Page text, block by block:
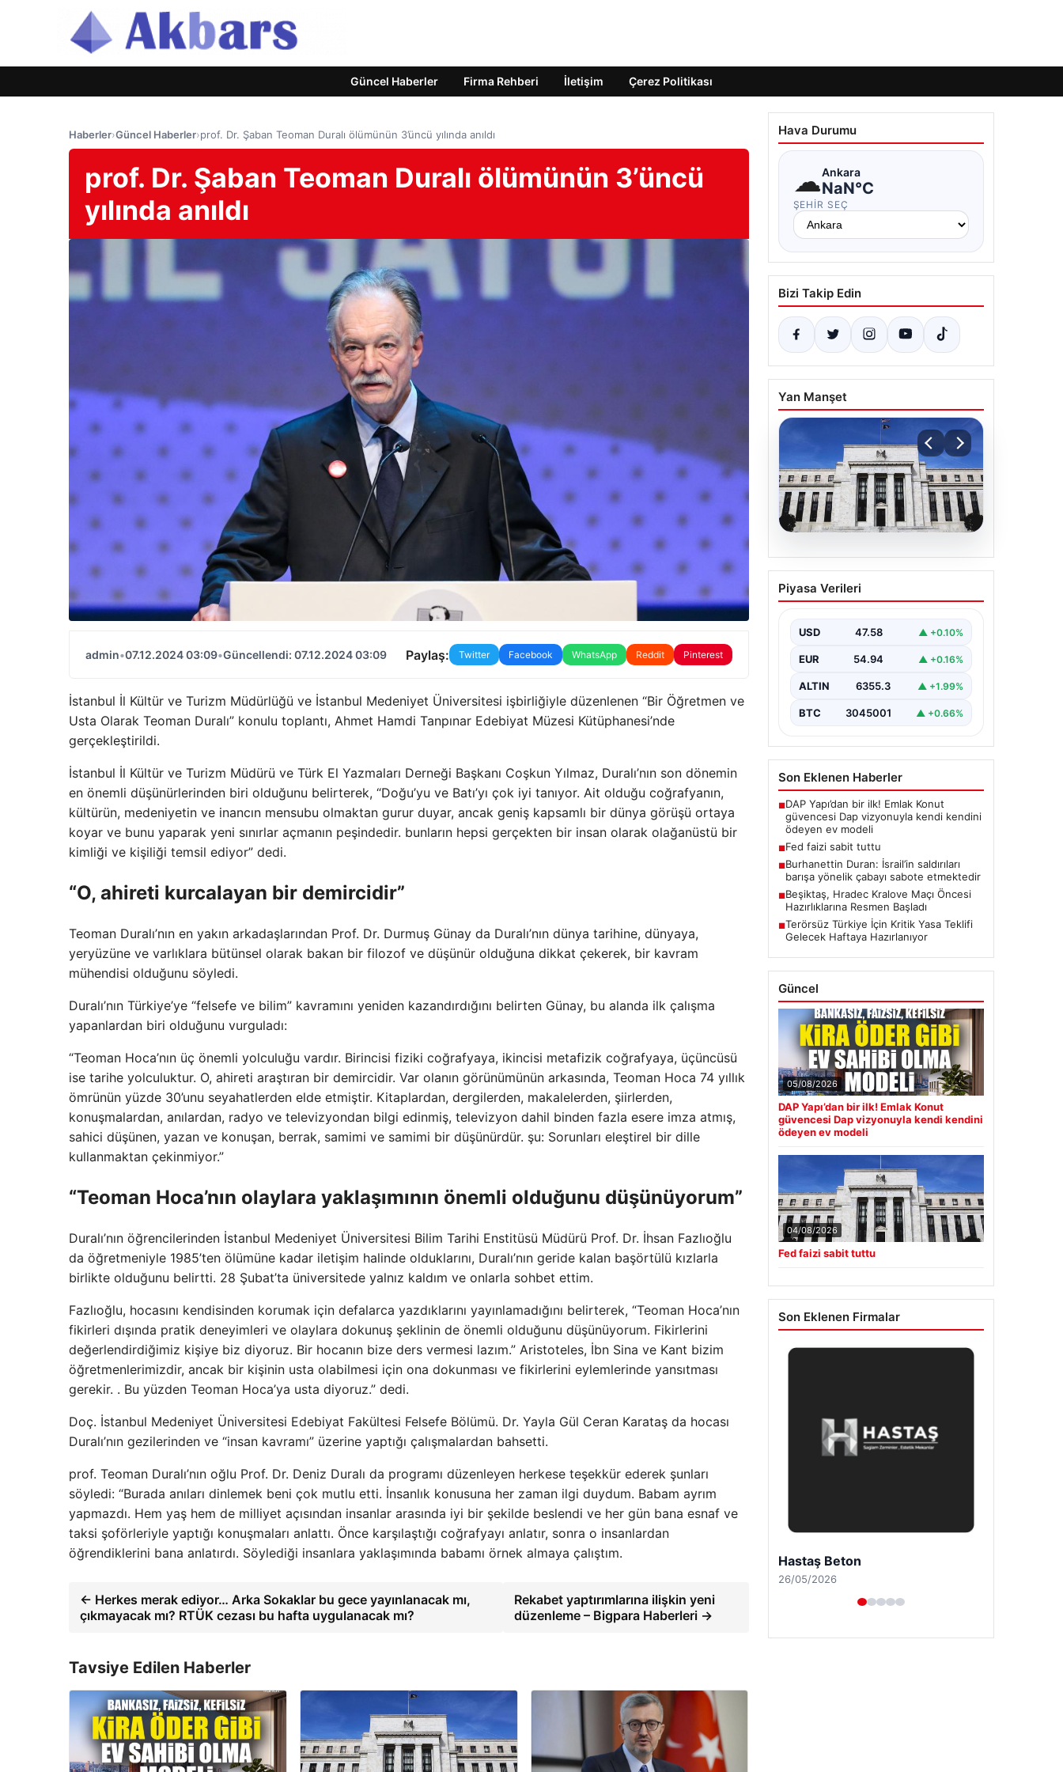
Güncel Haberler Firma Rehberi İletişim Çerez Politikası
Haberler›Güncel Haberler›prof. Dr. Şaban Teoman Duralı ölümünün 3’üncü yılında anıldı
prof. Dr. Şaban Teoman Duralı ölümünün 3’üncü
yılında anıldı
admin•07.12.2024 03:09•Güncellendi: 07.12.2024 03:09 Paylaş: Twitter Facebook WhatsApp Reddit Pinterest
İstanbul İl Kültür ve Turizm Müdürlüğü ve İstanbul Medeniyet Üniversitesi işbirliğiyle düzenlenen “Bir Öğretmen ve
Usta Olarak Teoman Duralı” konulu toplantı, Ahmet Hamdi Tanpınar Edebiyat Müzesi Kütüphanesi’nde
gerçekleştirildi.
İstanbul İl Kültür ve Turizm Müdürü ve Türk El Yazmaları Derneği Başkanı Coşkun Yılmaz, Duralı’nın son dönemin
en önemli düşünürlerinden biri olduğunu belirterek, “Doğu’yu ve Batı’yı çok iyi tanıyor. Ait olduğu coğrafyanın,
kültürün, medeniyetin ve inancın mensubu olmaktan gurur duyar, ancak geniş kapsamlı bir dünya görüşü ortaya
koyar ve bunu yaparak yeni sınırlar açmanın peşindedir. bunların hepsi gerçekten bir insan olarak olağanüstü bir
kimliği ve kişiliği temsil ediyor” dedi.
“O, ahireti kurcalayan bir demircidir”
Teoman Duralı’nın en yakın arkadaşlarından Prof. Dr. Durmuş Günay da Duralı’nın dünya tarihine, dünyaya,
yeryüzüne ve varlıklara bütünsel olarak bakan bir filozof ve düşünür olduğuna dikkat çekerek, bir kavram
mühendisi olduğunu söyledi.
Duralı’nın Türkiye’ye “felsefe ve bilim” kavramını yeniden kazandırdığını belirten Günay, bu alanda ilk çalışma
yapanlardan biri olduğunu vurguladı:
“Teoman Hoca’nın üç önemli yolculuğu vardır. Birincisi fiziki coğrafyaya, ikincisi metafizik coğrafyaya, üçüncüsü
ise tarihe yolculuktur. O, ahireti araştıran bir demircidir. Var olanın görünümünün arkasında, Teoman Hoca 74 yıllık
ömrünün yüzde 30’unu seyahatlerden elde etmiştir. Kitaplardan, dergilerden, makalelerden, şiirlerden,
konuşmalardan, anılardan, radyo ve televizyondan bilgi edinmiş, televizyon dahil binden fazla esere imza atmış,
sahici düşünen, yazan ve konuşan, berrak, samimi ve samimi bir düşünürdür. şu: Sorunları eleştirel bir dille
kullanmaktan çekinmiyor.”
“Teoman Hoca’nın olaylara yaklaşımının önemli olduğunu düşünüyorum”
Duralı’nın öğrencilerinden İstanbul Medeniyet Üniversitesi Bilim Tarihi Enstitüsü Müdürü Prof. Dr. İhsan Fazlıoğlu
da öğretmeniyle 1985’ten ölümüne kadar iletişim halinde olduklarını, Duralı’nın geride kalan başörtülü kızlarla
birlikte olduğunu belirtti. 28 Şubat’ta üniversitede yalnız kaldım ve onlarla sohbet ettim.
Fazlıoğlu, hocasını kendisinden korumak için defalarca yazdıklarını yayınlamadığını belirterek, “Teoman Hoca’nın
fikirleri dışında pratik deneyimleri ve olaylara dokunuş şeklinin de önemli olduğunu düşünüyorum. Fikirlerini
değerlendirdiğimiz kişiye biz diyoruz. Bir hocanın bize ders vermesi lazım.” Aristoteles, İbn Sina ve Kant bizim
öğretmenlerimizdir, ancak bir kişinin usta olabilmesi için ona dokunması ve fikirlerini eylemlerinde yansıtması
gerekir. . Bu yüzden Teoman Hoca’ya usta diyoruz.” dedi.
Doç. İstanbul Medeniyet Üniversitesi Edebiyat Fakültesi Felsefe Bölümü. Dr. Yayla Gül Ceran Karataş da hocası
Duralı’nın gezilerinden ve “insan kavramı” üzerine yaptığı çalışmalardan bahsetti.
prof. Teoman Duralı’nın oğlu Prof. Dr. Deniz Duralı da programı düzenleyen herkese teşekkür ederek şunları
söyledi: “Burada anıları dinlemek beni çok mutlu etti. İnsanlık konusuna her zaman ilgi duydum. Babam ayrım
yapmazdı. Hem yaş hem de milliyet açısından insanlar arasında iyi bir şekilde beslendi ve her gün bana esnaf ve
taksi şoförleriyle yaptığı konuşmaları anlattı. Önce karşılaştığı coğrafyayı anlatır, sonra o insanlardan
öğrendiklerini bana anlatırdı. Söylediği insanlara yaklaşımında babamı örnek almaya çalıştım.
← Herkes merak ediyor… Arka Sokaklar bu gece yayınlanacak mı,
çıkmayacak mı? RTÜK cezası bu hafta uygulanacak mı?
Rekabet yaptırımlarına ilişkin yeni
düzenleme – Bigpara Haberleri →
Tavsiye Edilen Haberler
Hava Durumu
☁Ankara
NaN°C
ŞEHIR SEÇ
Bizi Takip Edin
Yan Manşet
04.08.2026
Fed faizi sabit tuttu
Piyasa Verileri
USD 47.58 ▲ +0.10%
EUR 54.94 ▲ +0.16%
ALTIN 6355.3 ▲ +1.99%
BTC 3045001 ▲ +0.66%
Son Eklenen Haberler
■DAP Yapı’dan bir ilk! Emlak Konut
güvencesi Dap vizyonuyla kendi kendini
ödeyen ev modeli
■Fed faizi sabit tuttu
■Burhanettin Duran: İsrail’in saldırıları
barışa yönelik çabayı sabote etmektedir
■Beşiktaş, Hradec Kralove Maçı Öncesi
Hazırlıklarına Resmen Başladı
■Terörsüz Türkiye İçin Kritik Yasa Teklifi
Gelecek Haftaya Hazırlanıyor
Güncel
05/08/2026
DAP Yapı’dan bir ilk! Emlak Konut
güvencesi Dap vizyonuyla kendi kendini
ödeyen ev modeli
04/08/2026
Fed faizi sabit tuttu
Son Eklenen Firmalar
Enes Kaplan Avukatlık Bürosu
28/04/2026